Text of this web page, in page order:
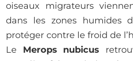
oiseaux migrateurs
dans les zones humides
protéger contre le froid de
Le Merops nubicus